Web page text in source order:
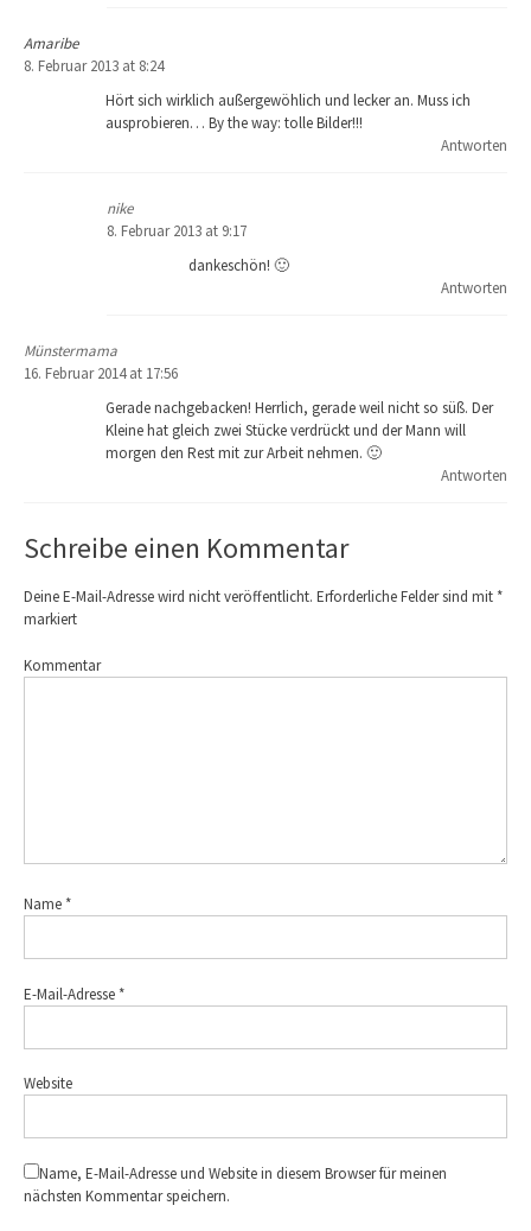
Amaribe
8. Februar 2013 at 8:24
Hört sich wirklich außergewöhlich und lecker an. Muss ich
ausprobieren… By the way: tolle Bilder!!!
Antworten
nike
8. Februar 2013 at 9:17
dankeschön! 🙂
Antworten
Münstermama
16. Februar 2014 at 17:56
Gerade nachgebacken! Herrlich, gerade weil nicht so süß. Der
Kleine hat gleich zwei Stücke verdrückt und der Mann will
morgen den Rest mit zur Arbeit nehmen. 🙂
Antworten
Schreibe einen Kommentar
Deine E-Mail-Adresse wird nicht veröffentlicht. Erforderliche Felder sind mit *
markiert
Kommentar
Name *
E-Mail-Adresse *
Website
Name, E-Mail-Adresse und Website in diesem Browser für meinen
nächsten Kommentar speichern.